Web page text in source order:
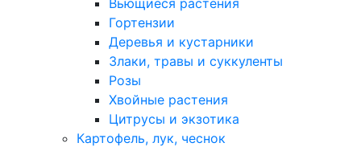
Вьющиеся растения
Гортензии
Деревья и кустарники
Злаки, травы и суккуленты
Розы
Хвойные растения
Цитрусы и экзотика
Картофель, лук, чеснок